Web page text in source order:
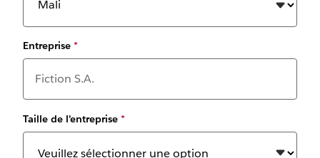
Entreprise *
Taille de l’entreprise *